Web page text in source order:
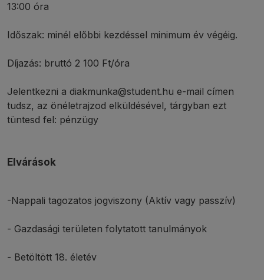
13:00 óra
Időszak: minél előbbi kezdéssel minimum év végéig.
Díjazás: bruttó 2 100 Ft/óra
Jelentkezni a diakmunka@student.hu e-mail címen
tudsz, az önéletrajzod elküldésével, tárgyban ezt
tüntesd fel: pénzügy
Elvárások
-Nappali tagozatos jogviszony (Aktív vagy passzív)
- Gazdasági területen folytatott tanulmányok
- Betöltött 18. életév